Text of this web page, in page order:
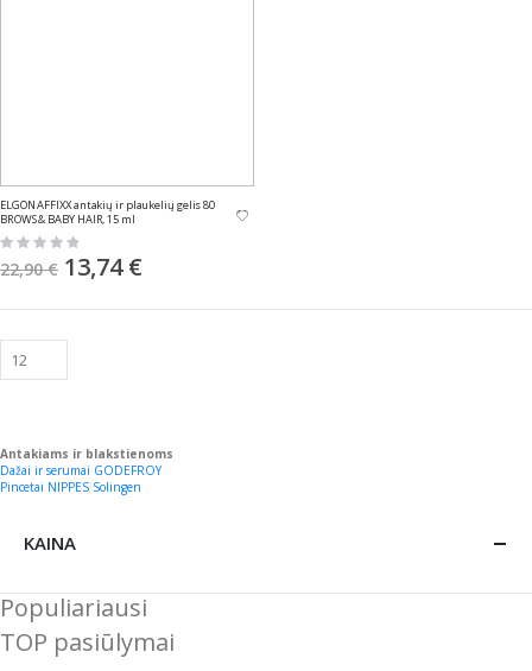
ELGON AFFIXX antakių ir plaukelių gelis 80
BROWS & BABY HAIR, 15 ml
Rating:
22,90 € Speciali
kaina
13,74 €
Antakiams ir blakstienoms
Dažai ir serumai GODEFROY
Pincetai NIPPES Solingen
KAINA
Populiariausi
TOP pasiūlymai